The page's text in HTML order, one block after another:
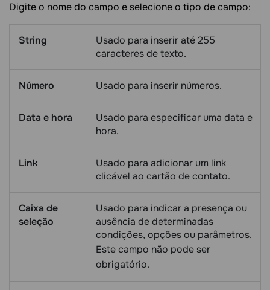
Digite o nome do campo e selecione o tipo de campo:
String
Usado para inserir até 255
caracteres de texto.
Número Usado para inserir números.
Data e hora
Usado para especificar uma data e
hora.
Link
Usado para adicionar um link
clicável ao cartão de contato.
Caixa de
seleção
Usado para indicar a presença ou
ausência de determinadas
condições, opções ou parâmetros.
Este campo não pode ser
obrigatório.